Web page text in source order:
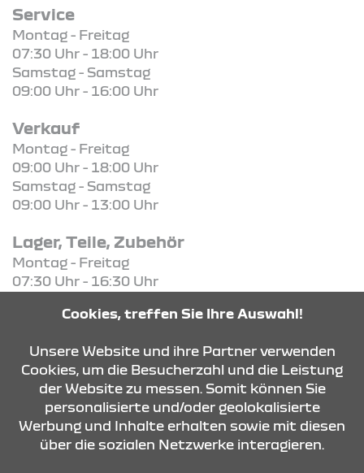
Service
Montag - Freitag
07:30 Uhr - 18:00 Uhr
Samstag - Samstag
09:00 Uhr - 16:00 Uhr
Verkauf
Montag - Freitag
09:00 Uhr - 18:00 Uhr
Samstag - Samstag
09:00 Uhr - 13:00 Uhr
Lager, Teile, Zubehör
Montag - Freitag
07:30 Uhr - 16:30 Uhr
ÖFFNUNGSZEITEN
Cookies, treffen Sie Ihre Auswahl!
Unsere Website und ihre Partner verwenden
Cookies, um die Besucherzahl und die Leistung
der Website zu messen. Somit können Sie
personalisierte und/oder geolokalisierte
Werbung und Inhalte erhalten sowie mit diesen
über die sozialen Netzwerke interagieren.